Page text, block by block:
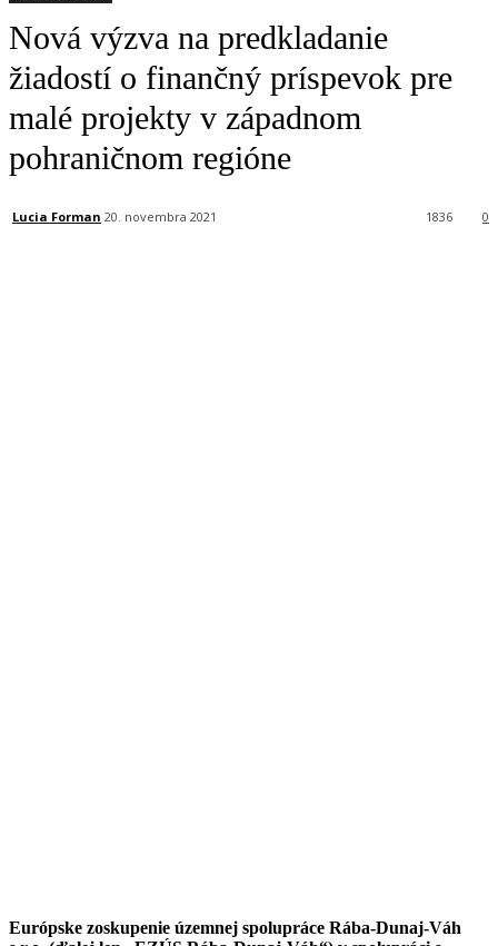
Nová výzva na predkladanie
žiadostí o finančný príspevok pre
malé projekty v západnom
pohraničnom regióne
Lucia Forman 20. novembra 2021 0
1836
Európske zoskupenie územnej spolupráce Rába-Dunaj-Váh